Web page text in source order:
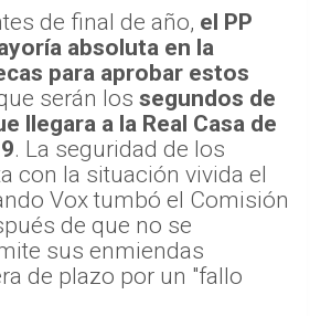
de final de año, el PP
absoluta en la
para aprobar estos
serán los segundos de
llegara a la Real Casa de
. La seguridad de los
con la situación vivida el
Vox tumbó el Comisión
de que no se
sus enmiendas
de plazo por un "fallo